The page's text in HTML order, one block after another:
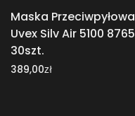
Maska
Uvex Silv Air 5100
30szt.
389,00zł